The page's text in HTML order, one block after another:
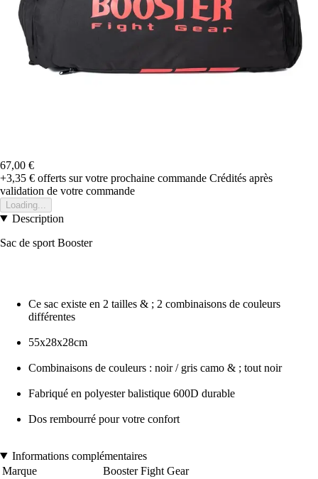
67,00 €
+3,35 € offerts sur votre prochaine commande Crédités après
validation de votre commande
Loading...
Description
Sac de sport Booster
Ce sac existe en 2 tailles & ; 2 combinaisons de couleurs
différentes
55x28x28cm
Combinaisons de couleurs : noir / gris camo & ; tout noir
Fabriqué en polyester balistique 600D durable
Dos rembourré pour votre confort
Informations complémentaires
Marque
Booster Fight Gear